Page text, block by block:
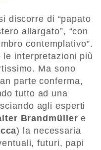
discorre di “papato
allargato”, “con
contemplativo”.
le interpretazioni più
Ma sono
parte conferma,
tutto ad una
agli esperti
Brandmüllere
) la necessaria
futuri, papi